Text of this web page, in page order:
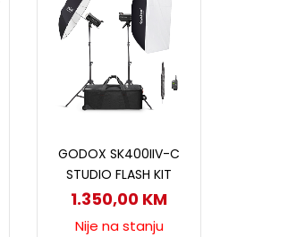
GODOX SK400IIV-C
STUDIO FLASH KIT
1.350,00 KM
Nije na stanju